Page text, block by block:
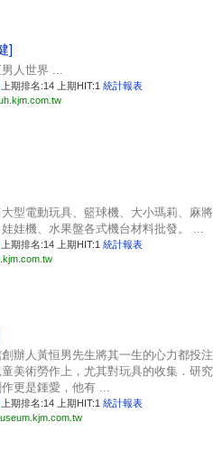
]
人世界 ...
上期排名:14 上期HIT:1 統計報表
型電動玩具、籃球機、大小瑪莉、麻將
娃機、水果盤各式機台材料批發。 ...
上期排名:14 上期HIT:1 統計報表
辦人黃恒男先生將其一生的心力都投注
美術勞作上，尤其對玩具的收集．研究
更是鍾愛，他有 ...
上期排名:14 上期HIT:1 統計報表